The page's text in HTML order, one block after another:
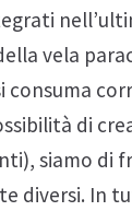
vela
consuma
di
siamo di
diversi. In